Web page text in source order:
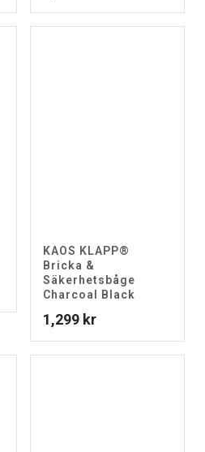
KAOS KLAPP®
Bricka &
Säkerhetsbåge
Charcoal Black
1,299 kr